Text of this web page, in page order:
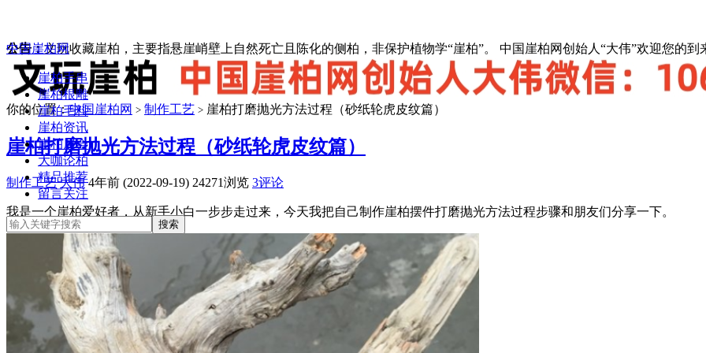
中国崖柏网
崖柏手串
崖柏根雕
崖柏毛料
崖柏资讯
崖柏展会
大咖论柏
精品推荐
留言关注
公告：文玩收藏崖柏，主要指悬崖峭壁上自然死亡且陈化的侧柏，非保护植物学“崖柏”。 中国崖柏网创始人“大伟”欢迎您的到
你的位置：中国崖柏网 > 制作工艺 > 崖柏打磨抛光方法过程（砂纸轮虎皮纹篇）
崖柏打磨抛光方法过程（砂纸轮虎皮纹篇）
制作工艺 大伟 4年前 (2022-09-19) 24271浏览 3评论
我是一个崖柏爱好者，从新手小白一步步走过来，今天我把自己制作崖柏摆件打磨抛光方法过程步骤和朋友们分享一下。